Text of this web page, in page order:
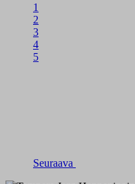
1
2
3
4
5
Seuraava